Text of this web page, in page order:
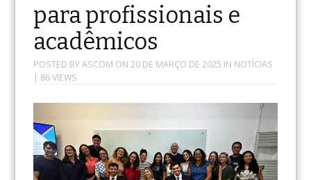
para profissionais e
acadêmicos
POSTED BYASCOM ON 20 DE MARÇO DE 2025 IN NOTÍCIAS
| 86 VIEWS